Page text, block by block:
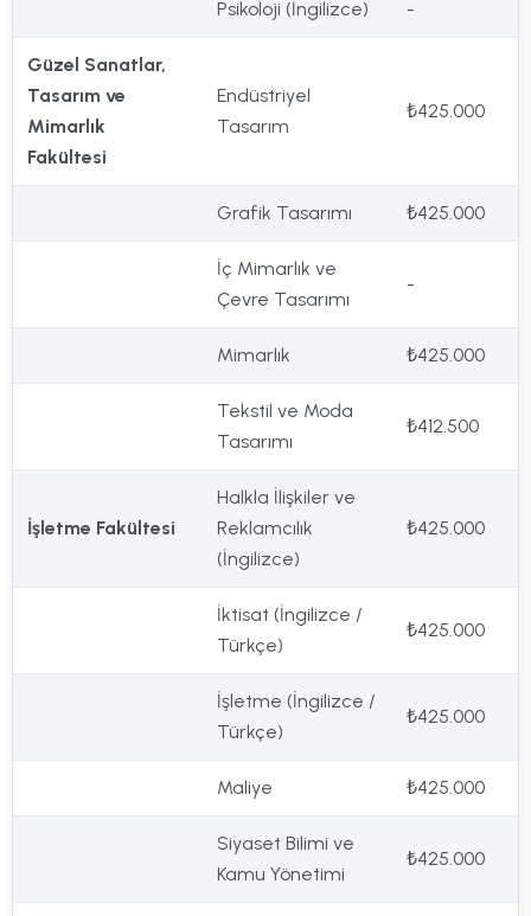
Psikoloji (İngilizce) -
Güzel Sanatlar,
Tasarım ve
Mimarlık
Fakültesi
Endüstriyel
Tasarım
₺425.000
Grafik Tasarımı ₺425.000
İç Mimarlık ve
Çevre Tasarımı
-
Mimarlık ₺425.000
Tekstil ve Moda
Tasarımı
₺412.500
İşletme Fakültesi
Halkla İlişkiler ve
Reklamcılık
(İngilizce)
₺425.000
İktisat (İngilizce /
Türkçe)
₺425.000
İşletme (İngilizce /
Türkçe)
₺425.000
Maliye ₺425.000
Siyaset Bilimi ve
Kamu Yönetimi
₺425.000